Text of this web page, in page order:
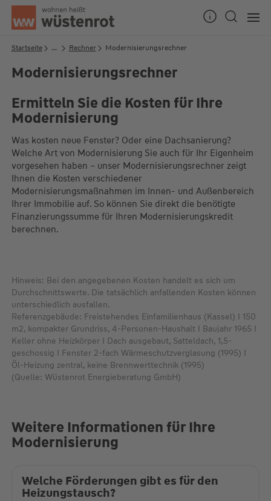
Seitenanfang
Startseite ... Rechner Modernisierungsrechner
Modernisierungsrechner
Ermitteln Sie die Kosten für Ihre
Modernisierung
Was kosten neue Fenster? Oder eine Dachsanierung?
Welche Art von Modernisierung Sie auch für Ihr Eigenheim
vorgesehen haben – unser Modernisierungsrechner zeigt
Ihnen die Kosten verschiedener
Modernisierungsmaßnahmen im Innen- und Außenbereich
Ihrer Immobilie auf. So können Sie direkt die benötigte
Finanzierungssumme für Ihren Modernisierungskredit
berechnen.
Hinweis: Bei den angegebenen Kosten handelt es sich um
Durchschnittswerte. Die tatsächlich anfallenden Kosten können
unterschiedlich ausfallen.
Referenzgebäude: Freistehendes Einfamilienhaus (Kassel) I 150
m2, kompakter Grundriss, 4-Personen-Haushalt I Baujahr 1965 I
Keller ohne Heizkörper I Dach ausgebaut, Satteldach, 1,5-
geschossig I Fenster 2-fach Wärmeschutzverglasung (1995) I
Öl-Heizung zentral, keine Brennwerttechnik (1995)
(Quelle: Wüstenrot Energieberatung GmbH)
Weitere Informationen für Ihre
Modernisierung
Welche Förderungen gibt es für den
Heizungstausch?
Unsere Chatzeiten:
Mo bis Do: 9:00 Uhr - 19:00 Uhr
Fr: 9:00 Uhr - 18:00 Uhr